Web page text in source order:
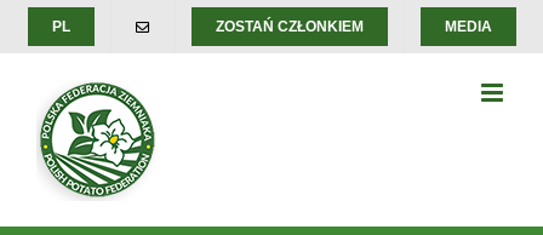
Skip
PL ZOSTAŃ CZŁONKIEM MEDIA